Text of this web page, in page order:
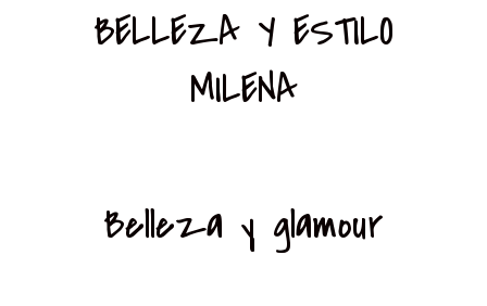
BELLEZA Y ESTILO
MILENA
Belleza y glamour